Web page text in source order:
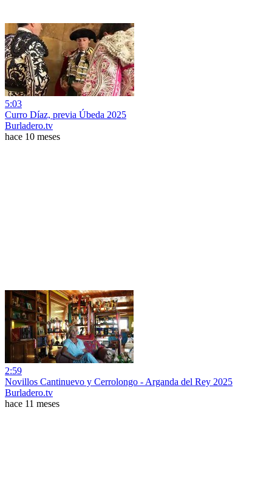
5:03
Curro Díaz, previa Úbeda 2025
Burladero.tv
hace 10 meses
2:59
Novillos Cantinuevo y Cerrolongo - Arganda del Rey 2025
Burladero.tv
hace 11 meses